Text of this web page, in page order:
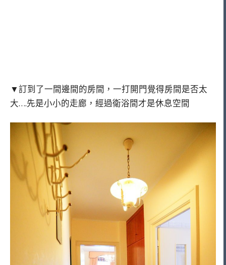
▼訂到了一間邊間的房間，一打開門覺得房間是否太
大….先是小小的走廊，經過衛浴間才是休息空間